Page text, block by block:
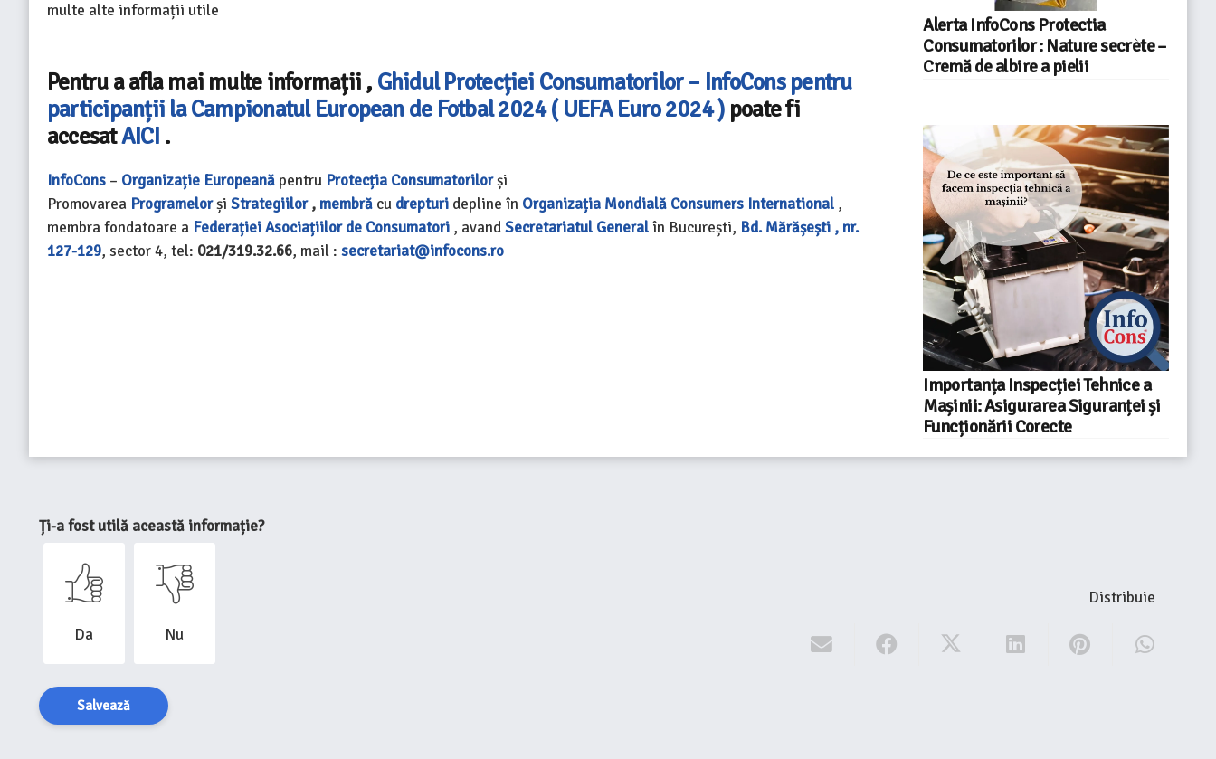
multe alte informații utile
Pentru a afla mai multe informații , Ghidul Protecției Consumatorilor – InfoCons pentru
participanții la Campionatul European de Fotbal 2024 ( UEFA Euro 2024 )poate fi
accesatAICI.
InfoCons – Organizație Europeană pentru Protecția Consumatorilorși
Promovarea Programelorși Strategiilor, membră cu drepturi depline în Organizația Mondială Consumers International ,
membra fondatoare a Federației Asociațiilor de Consumatori , avandSecretariatul Generalîn București, Bd. Mărășești , nr.
127-129, sector 4, tel: 021/319.32.66, mail : secretariat@infocons.ro
Alerta InfoCons Protectia
Consumatorilor : Nature secrète –
Cremă de albire a pielii
Importanța Inspecției Tehnice a
Mașinii: Asigurarea Siguranței și
Funcționării Corecte
Ți-a fost utilă această informație?
Da Nu
Salvează
Distribuie